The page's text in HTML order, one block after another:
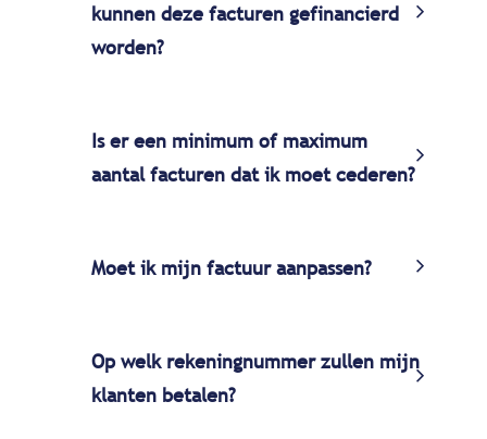
kunnen deze facturen gefinancierd
worden?
Is er een minimum of maximum
aantal facturen dat ik moet cederen?
Moet ik mijn factuur aanpassen?
Op welk rekeningnummer zullen mijn
klanten betalen?